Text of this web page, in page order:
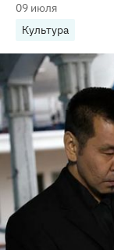
09 июля
Культура